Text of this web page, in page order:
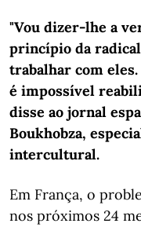
"Vou dizer-lhe a
princípio da
trabalhar com
é impossível
disse ao jornal
Boukhobza,
intercultural.
Em França, o
nos próximos 24